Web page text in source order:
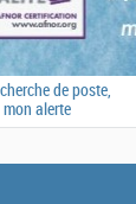
de poste,
mon alerte